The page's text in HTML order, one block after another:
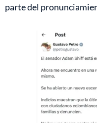
parte del